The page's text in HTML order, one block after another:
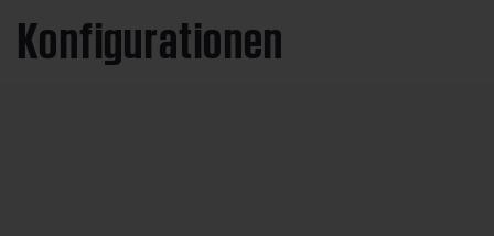
Konfigurationen